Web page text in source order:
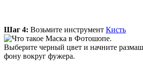
Шаг 4: Возьмите инструмент Кисть
.
Выберите черный цвет и начните
фону вокруг фужера.